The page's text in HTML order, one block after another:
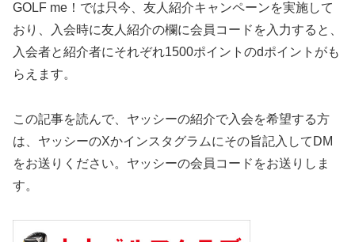
GOLF me！では只今、友人紹介キャンペーンを実施して
おり、入会時に友人紹介の欄に会員コードを入力すると、
入会者と紹介者にそれぞれ1500ポイントのdポイントがも
らえます。
この記事を読んで、ヤッシーの紹介で入会を希望する方
は、ヤッシーのXかインスタグラムにその旨記入してDM
をお送りください。ヤッシーの会員コードをお送りしま
す。